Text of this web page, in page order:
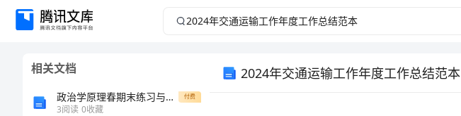
2024
相关文档
政治学原理春期末练习与解答 付费
3阅读 0收藏
2024年交通运输工作年度工作总结范本